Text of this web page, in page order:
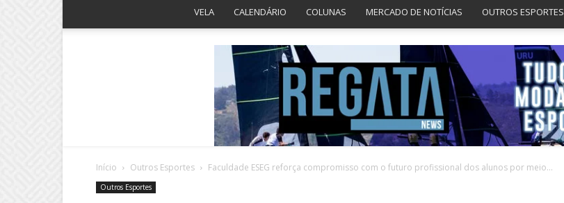
News
VELA CALENDÁRIO COLUNAS MERCADO DE NOTÍCIAS OUTROS ESPORTES
Início Outros Esportes Faculdade ESEG reforça compromisso com o futuro profissional dos alunos por meio...
Outros Esportes